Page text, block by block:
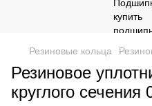
Резиновые кольца
Резиновое
круглого